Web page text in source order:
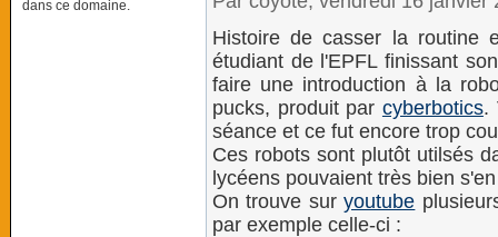
dans ce domaine.
Histoire de casser la routine
étudiant de l'EPFL finissant
faire une introduction à la
pucks, produit par cyberbotics.
séance et ce fut encore trop
Ces robots sont plutôt utilsés
lycéens pouvaient très bien
On trouve suryoutube
par exemple celle-ci :